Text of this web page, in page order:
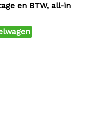
en BTW, all-in